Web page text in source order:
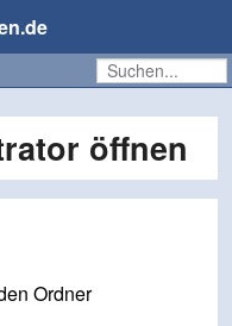
öffnen
Ordner